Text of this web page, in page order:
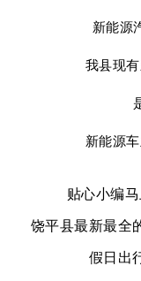
新能源
我县现
新能源
贴心小编
饶平县最新最全
假日出